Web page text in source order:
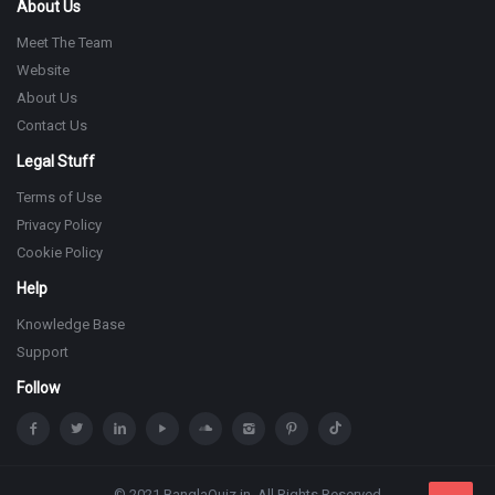
About Us
Meet The Team
Website
About Us
Contact Us
Legal Stuff
Terms of Use
Privacy Policy
Cookie Policy
Help
Knowledge Base
Support
Follow